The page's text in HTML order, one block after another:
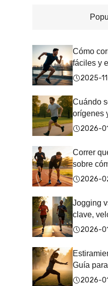
Cómo
fáciles y
2025-
Cuándo
orígenes
2026-
Correr
sobre
2026-
Jogging
clave,
2026-
Guía
2026-